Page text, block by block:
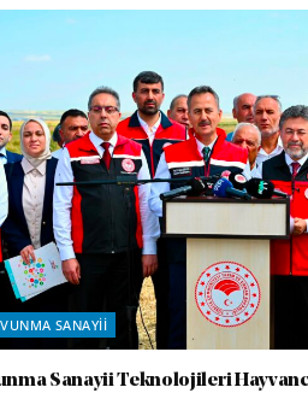
SANAYII
Sanayii Teknolojileri